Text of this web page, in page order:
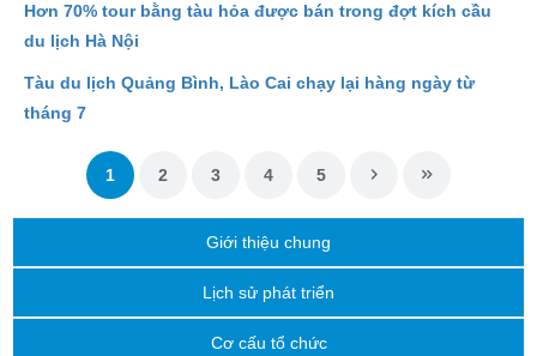
Hơn 70% tour bằng tàu hỏa được bán trong đợt kích cầu
du lịch Hà Nội
Tàu du lịch Quảng Bình, Lào Cai chạy lại hàng ngày từ
tháng 7
1 2 3 4 5
Giới thiệu chung
Lịch sử phát triển
Cơ cấu tổ chức